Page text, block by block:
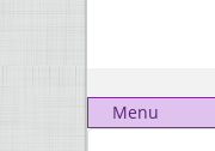
Menu